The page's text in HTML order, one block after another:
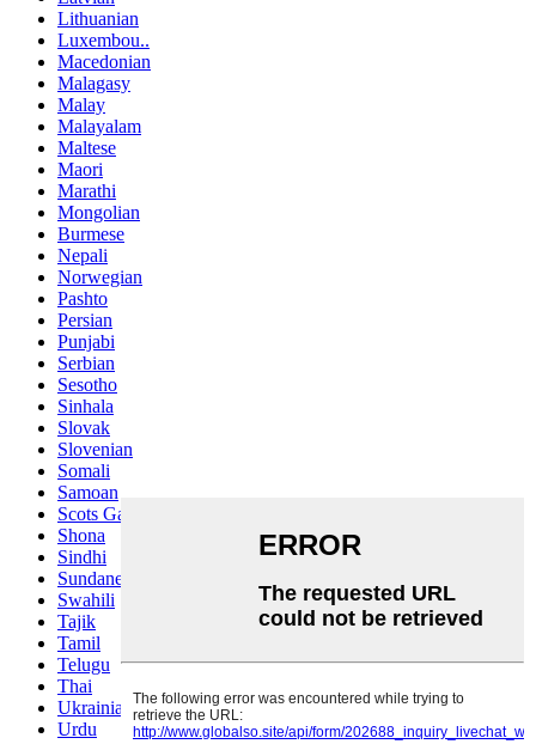
Lithuanian
Luxembou..
Macedonian
Malagasy
Malay
Malayalam
Maltese
Maori
Marathi
Mongolian
Burmese
Nepali
Norwegian
Pashto
Persian
Punjabi
Serbian
Sesotho
Sinhala
Slovak
Slovenian
Somali
Samoan
Scots Gaelic
Shona
Sindhi
Sundanese
Swahili
Tajik
Tamil
Telugu
Thai
Ukrainian
Urdu